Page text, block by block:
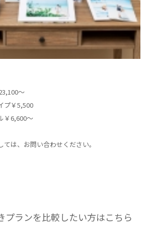
～
プ￥5,500
￥6,600～
ては、お問い合わせください。
プランを比較したい方はこちら